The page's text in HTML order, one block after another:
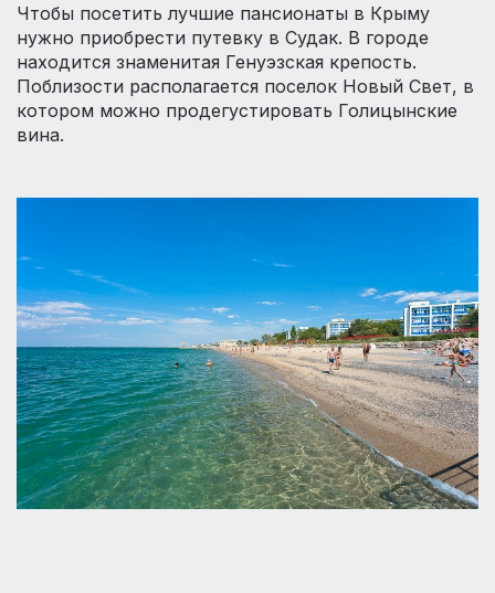
Чтобы посетить лучшие пансионаты в Крыму
нужно приобрести путевку в Судак. В городе
находится знаменитая Генуэзская крепость.
Поблизости располагается поселок Новый Свет, в
котором можно продегустировать Голицынские
вина.